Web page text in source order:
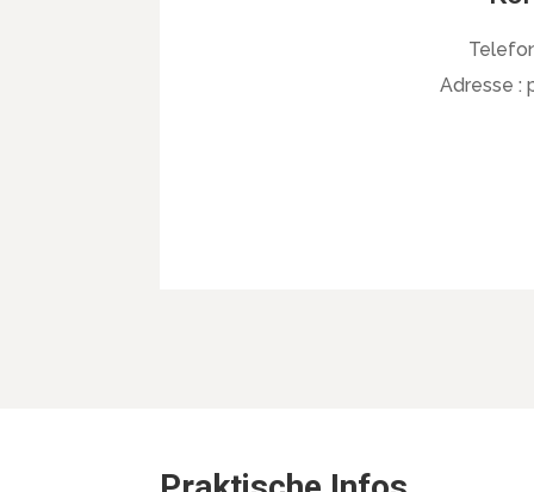
Adresse :